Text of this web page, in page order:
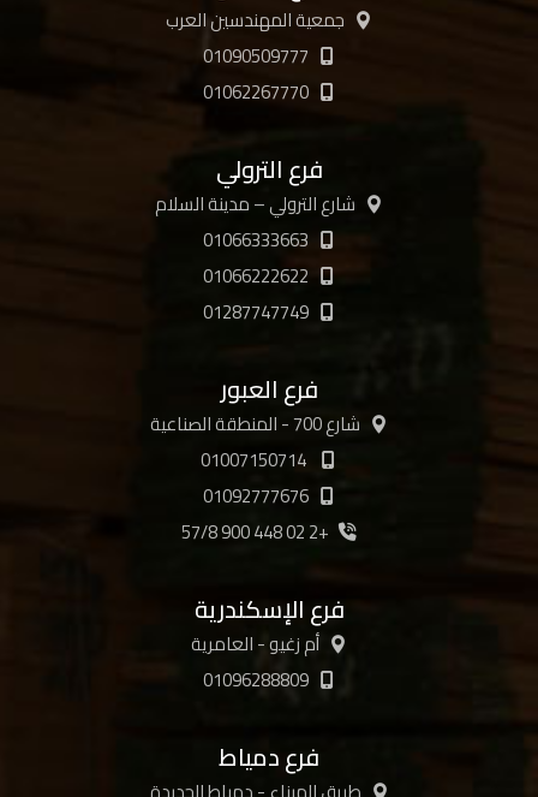
جمعية المهندسين العرب
01090509777
01062267770
فرع الترولي
شارع الترولي – مدينة السلام
01066333663
01066222622
01287747749
فرع العبور
شارع 700 - المنطقة الصناعية
01092777676
+2 02 448 900 57/8
فرع الإسكندرية
أم زغيو - العامرية
01096288809
فرع دمياط